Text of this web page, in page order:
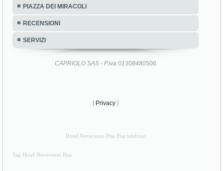
PIAZZA DEI MIRACOLI
RECENSIONI
SERVIZI
CAPRIOLO SAS - P.iva 01308480506
[ Privacy ]
Hotel Novecento Pisa Pisa telefono
Tag Hotel Novecento Pisa